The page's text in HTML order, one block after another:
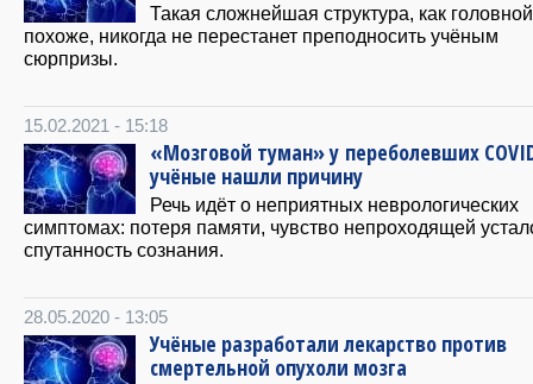
Такая сложнейшая структура, как
похоже, никогда не перестанет преподносить учёным
сюрпризы.
15.02.2021 - 15:18
«Мозговой туман» у переболевших
учёные нашли причину
Речь идёт о неприятных неврологических
симптомах: потеря памяти, чувство непроходящей
спутанность сознания.
28.05.2020 - 13:05
Учёные разработали лекарство против
смертельной опухоли мозга